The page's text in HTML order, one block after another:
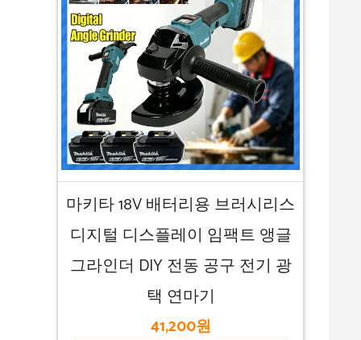
마키타 18V 배터리용 브러시리스
디지털 디스플레이 임팩트 앵글
그라인더 DIY 전동 공구 전기 광
택 연마기
41,200원